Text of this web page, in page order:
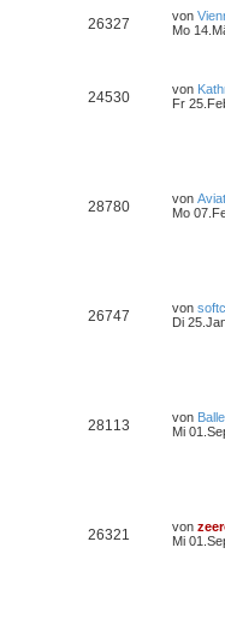
26327 von
Mo
24530 von
Fr
28780 von
Mo
26747 von
Di
28113 von
Mi
26321 von
Mi